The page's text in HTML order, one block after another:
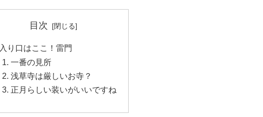
目次
入り口はここ！雷門
一番の見所
浅草寺は厳しいお寺？
正月らしい装いがいいですね